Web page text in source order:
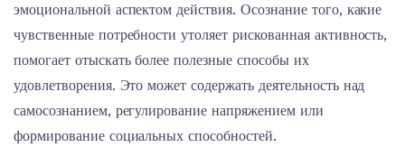
эмоциональной аспектом действия. Осознание того, какие
чувственные потребности утоляет рискованная активность,
помогает отыскать более полезные способы их
удовлетворения. Это может содержать деятельность над
самосознанием, регулирование напряжением или
формирование социальных способностей.